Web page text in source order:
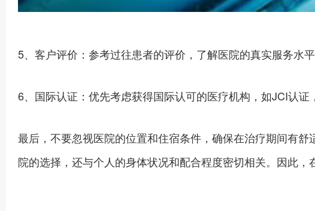
5、客户评价：参考过往患者的评价，了解医院的真实服务水平
6、国际认证：优先考虑获得国际认可的医疗机构，如JCI认证
最后，不要忽视医院的位置和住宿条件，确保在治疗期间有
院的选择，还与个人的身体状况和配合程度密切相关。因此，